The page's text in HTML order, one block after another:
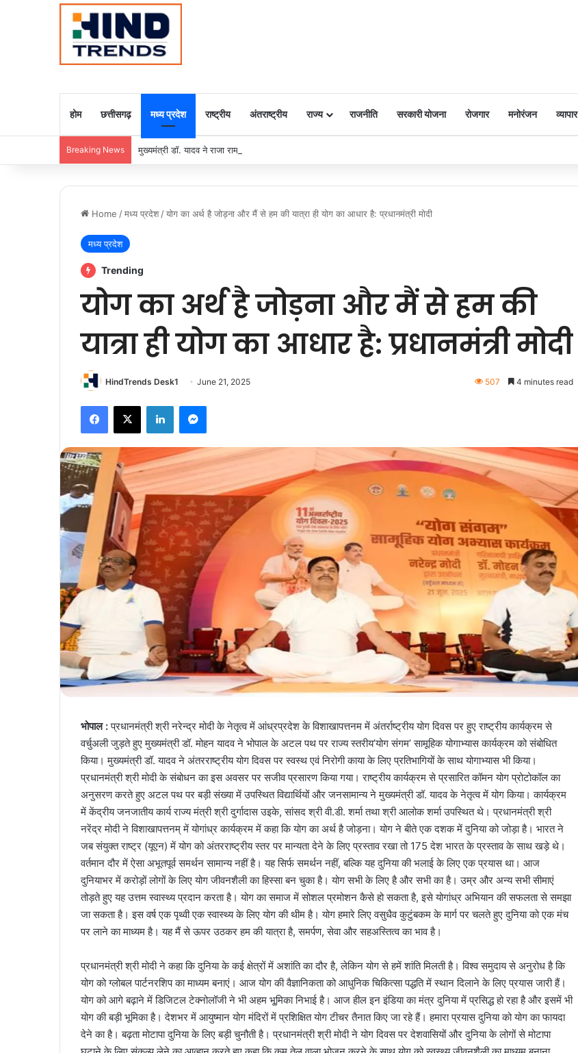
होम छत्तीसगढ़ मध्य प्रदेश राष्ट्रीय अंतराष्ट्रीय राज्य राजनीति सरकारी योजना रोजगार मनोरंजन व्यापार
Breaking News मुख्यमंत्री डॉ. यादव ने राजा राममोहन राय की जयंती पर किया नमन
Home /मध्य प्रदेश /योग का अर्थ है जोड़ना और मैं से हम की यात्रा ही योग का आधार है: प्रधानमंत्री मोदी
मध्य प्रदेश
Trending
योग का अर्थ है जोड़ना और मैं से हम की
यात्रा ही योग का आधार है: प्रधानमंत्री मोदी
HindTrends Desk1 June 21, 2025 507 4 minutes read
Facebook
X LinkedInMessenger
भोपाल :प्रधानमंत्री श्री नरेन्द्र मोदी के नेतृत्व में आंध्रप्रदेश के विशाखापत्तनम में अंतर्राष्ट्रीय योग दिवस पर हुए राष्ट्रीय कार्यक्रम से
वर्चुअली जुड़ते हुए मुख्यमंत्री डॉ. मोहन यादव ने भोपाल के अटल पथ पर राज्य स्तरीय’योग संगम’ सामूहिक योगाभ्यास कार्यक्रम को संबोधित
किया। मुख्यमंत्री डॉ. यादव ने अंतरराष्ट्रीय योग दिवस पर स्वस्थ एवं निरोगी काया के लिए प्रतिभागियों के साथ योगाभ्यास भी किया।
प्रधानमंत्री श्री मोदी के संबोधन का इस अवसर पर सजीव प्रसारण किया गया। राष्ट्रीय कार्यक्रम से प्रसारित कॉमन योग प्रोटोकॉल का
अनुसरण करते हुए अटल पथ पर बड़ी संख्या में उपस्थित विद्यार्थियों और जनसामान्य ने मुख्यमंत्री डॉ. यादव के नेतृत्व में योग किया। कार्यक्रम
में केंद्रीय जनजातीय कार्य राज्य मंत्री श्री दुर्गादास उइके, सांसद श्री वी.डी. शर्मा तथा श्री आलोक शर्मा उपस्थित थे। प्रधानमंत्री श्री
नरेंद्र मोदी ने विशाखापत्तनम् में योगांध्र कार्यक्रम में कहा कि योग का अर्थ है जोड़ना। योग ने बीते एक दशक में दुनिया को जोड़ा है। भारत ने
जब संयुक्त राष्ट्र (यूएन) में योग को अंतरराष्ट्रीय स्तर पर मान्यता देने के लिए प्रस्ताव रखा तो 175 देश भारत के प्रस्ताव के साथ खड़े थे।
वर्तमान दौर में ऐसा अभूतपूर्व समर्थन सामान्य नहीं है। यह सिर्फ समर्थन नहीं, बल्कि यह दुनिया की भलाई के लिए एक प्रयास था। आज
दुनियाभर में करोड़ों लोगों के लिए योग जीवनशैली का हिस्सा बन चुका है। योग सभी के लिए है और सभी का है। उम्र और अन्य सभी सीमाएं
तोड़ते हुए यह उत्तम स्वास्थ्य प्रदान करता है। योग का समाज में सोशल प्रमोशन कैसे हो सकता है, इसे योगांध्र अभियान की सफलता से समझा
जा सकता है। इस वर्ष एक पृथ्वी एक स्वास्थ्य के लिए योग की थीम है। योग हमारे लिए वसुधैव कुटुंबकम के मार्ग पर चलते हुए दुनिया को एक मंच
पर लाने का माध्यम है। यह मैं से ऊपर उठकर हम की यात्रा है, समर्पण, सेवा और सहअस्तित्व का भाव है।
प्रधानमंत्री श्री मोदी ने कहा कि दुनिया के कई क्षेत्रों में अशांति का दौर है, लेकिन योग से हमें शांति मिलती है। विश्व समुदाय से अनुरोध है कि
योग को ग्लोबल पार्टनरशिप का माध्यम बनाएं। आज योग की वैज्ञानिकता को आधुनिक चिकित्सा पद्धति में स्थान दिलाने के लिए प्रयास जारी हैं।
योग को आगे बढ़ाने में डिजिटल टेक्नोलॉजी ने भी अहम भू्मिका निभाई है। आज हील इन इंडिया का मंत्र दुनिया में प्रसिद्ध हो रहा है और इसमें भी
योग की बड़ी भूमिका है। देशभर में आयुष्मान योग मंदिरों में प्रशिक्षित योग टीचर तैनात किए जा रहे हैं। हमारा प्रयास दुनिया को योग का फायदा
देने का है। बढ़ता मोटापा दुनिया के लिए बड़ी चुनौती है। प्रधानमंत्री श्री मोदी ने योग दिवस पर देशवासियों और दुनिया के लोगों से मोटापा